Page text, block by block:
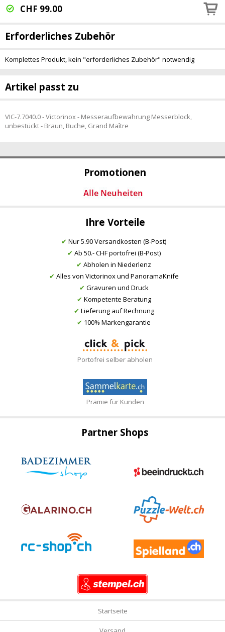
Promotionen
Ihre Vorteile
✔ Nur 5.90 Versandkosten (B-Post)
✔ Ab 50.- CHF portofrei (B-Post)
✔ Abholen in Niederlenz
✔ Alles von Victorinox und PanoramaKnife
✔ Gravuren und Druck
✔ Kompetente Beratung
✔ Lieferung auf Rechnung
✔ 100% Markengarantie
Portofrei selber abholen
Prämie für Kunden
CHF 99.00
Erforderliches Zubehör
Komplettes Produkt, kein "erforderliches Zubehör" notwendig
Artikel passt zu
VIC-7.7040.0 - Victorinox - Messeraufbewahrung Messerblock,
unbestückt - Braun, Buche, Grand Maître
Partner Shops
Startseite